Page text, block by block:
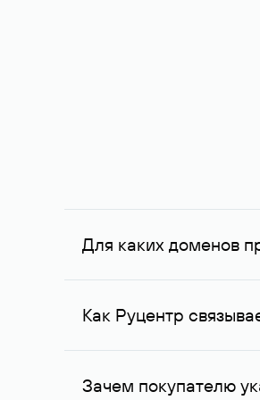
Для каких доменов
Услуга доступна для
Как Руцентр
Для связи с владельцем
Зачем покупателю